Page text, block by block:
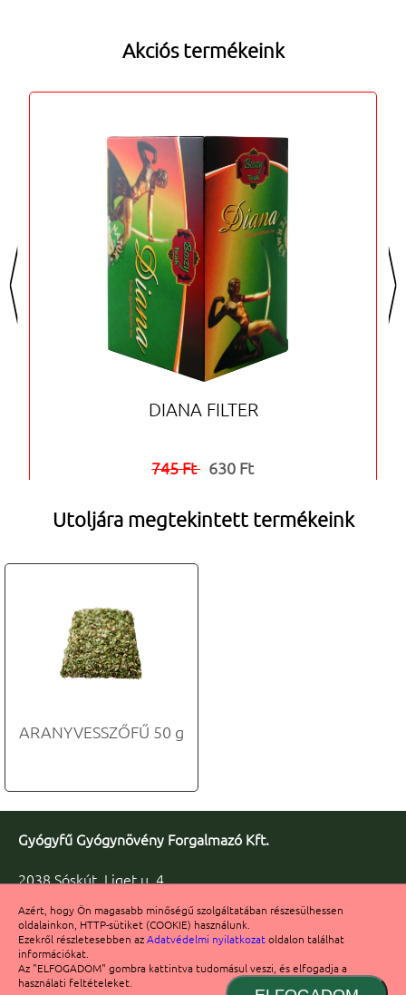
Azért, hogy Ön magasabb minőségű szolgáltatában részesülhessen
oldalainkon, HTTP-sütiket (COOKIE) használunk.
Ezekről részletesebben azAdatvédelmi nyilatkozatoldalon találhat
információkat.
Az "ELFOGADOM" gombra kattintva tudomásul veszi, és elfogadja a
használati feltételeket.
Akciós termékeink
<
DIANA FILTER
745 Ft 630 Ft
>
Utoljára megtekintett termékeink
ARANYVESSZŐFŰ 50 g
Gyógyfű Gyógynövény Forgalmazó Kft.
2038 Sóskút, Liget u. 4.
Fax: +36 23 347-091
info@gyogyfu.hu
Számlaszám: 11722003-20132280